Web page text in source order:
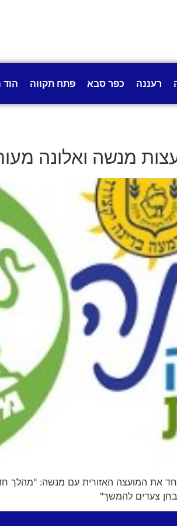
רעננה כפר סבא פתח תקווה הוד
מנשה ואלונה
את המועצה האזורית עם מנשה: "מהלך
צעדים להמשך"